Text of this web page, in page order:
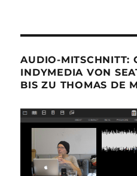
AUDIO-MITSCHNITT:
INDYMEDIA VON
BIS ZU THOMAS DE